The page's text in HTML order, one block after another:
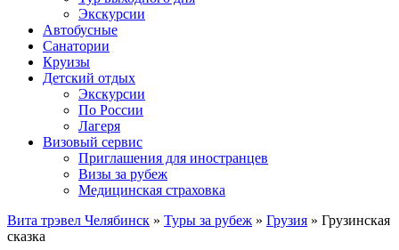
Экскурсии
Автобусные
Санатории
Круизы
Детский отдых
Экскурсии
По России
Лагеря
Визовый сервис
Приглашения для иностранцев
Визы за рубеж
Медицинская страховка
Вита трэвел Челябинск » Туры за рубеж » Грузия » Грузинская
сказка